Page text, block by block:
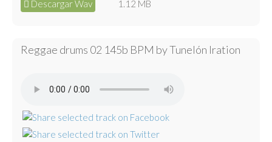
Descargar Wav 1.12 MB
Reggae drums 02 145b BPM by Tunelón Iration